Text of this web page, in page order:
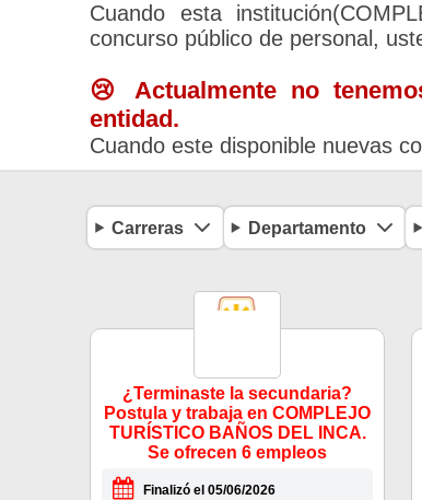
Cuando esta
concurso público de personal,
😢 Actualmente no
entidad.
Cuando este disponible nuevas
Carreras Departamento
¿Terminaste la secundaria?
Postula y trabaja en COMPLEJO
TURÍSTICO BAÑOS DEL INCA.
Se ofrecen 6 empleos
Finalizó el 05/06/2026